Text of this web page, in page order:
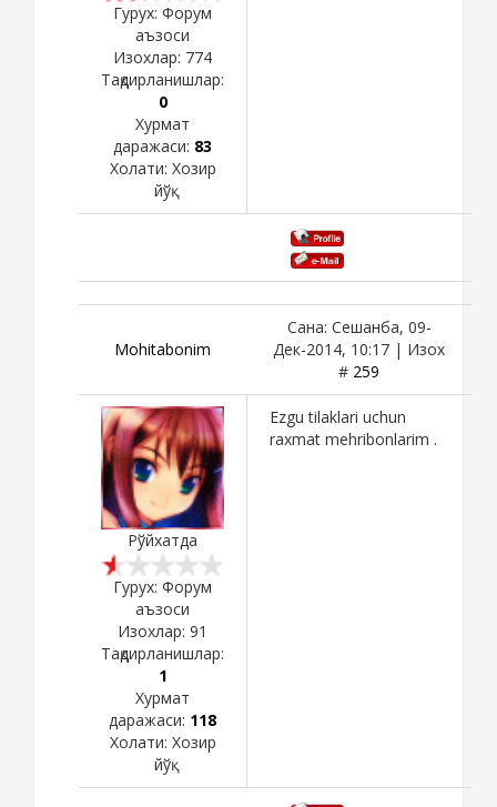
Гурух: Форум
аъзоси
Изохлар: 774
Тақдирланишлар:
0
Хурмат
даражаси: 83
Холати: Хозир
йўқ
Mohitabonim
Сана: Сешанба, 09-
Дек-2014, 10:17 | Изох
# 259
Рўйхатда
Гурух: Форум
аъзоси
Изохлар: 91
Тақдирланишлар:
1
Хурмат
даражаси: 118
Холати: Хозир
йўқ
Ezgu tilaklari uchun
raxmat mehribonlarim .